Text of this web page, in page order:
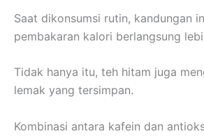
Saat dikonsumsi rutin, kandungan
pembakaran kalori berlangsung
Tidak hanya itu, teh hitam juga
lemak yang tersimpan.
Kombinasi antara kafein dan